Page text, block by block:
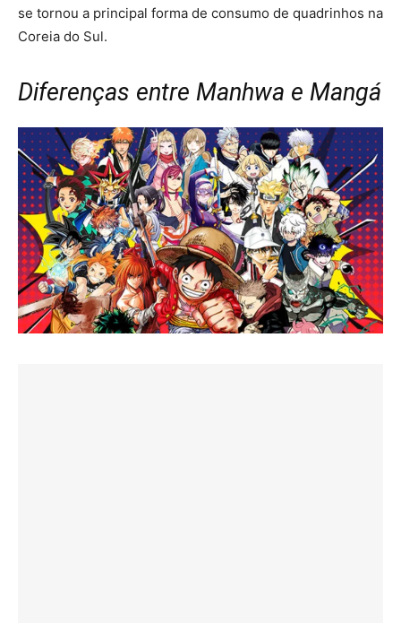
se tornou a principal forma de consumo de quadrinhos na
Coreia do Sul.
Diferenças entre Manhwa e Mangá